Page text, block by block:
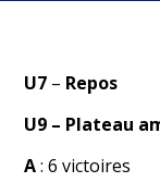
U7 – Repos
U9 – Plateau
A: 6 victoires